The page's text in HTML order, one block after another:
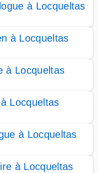
à Locqueltas
à Locqueltas
à Locqueltas
Locqueltas
à Locqueltas
à Locqueltas